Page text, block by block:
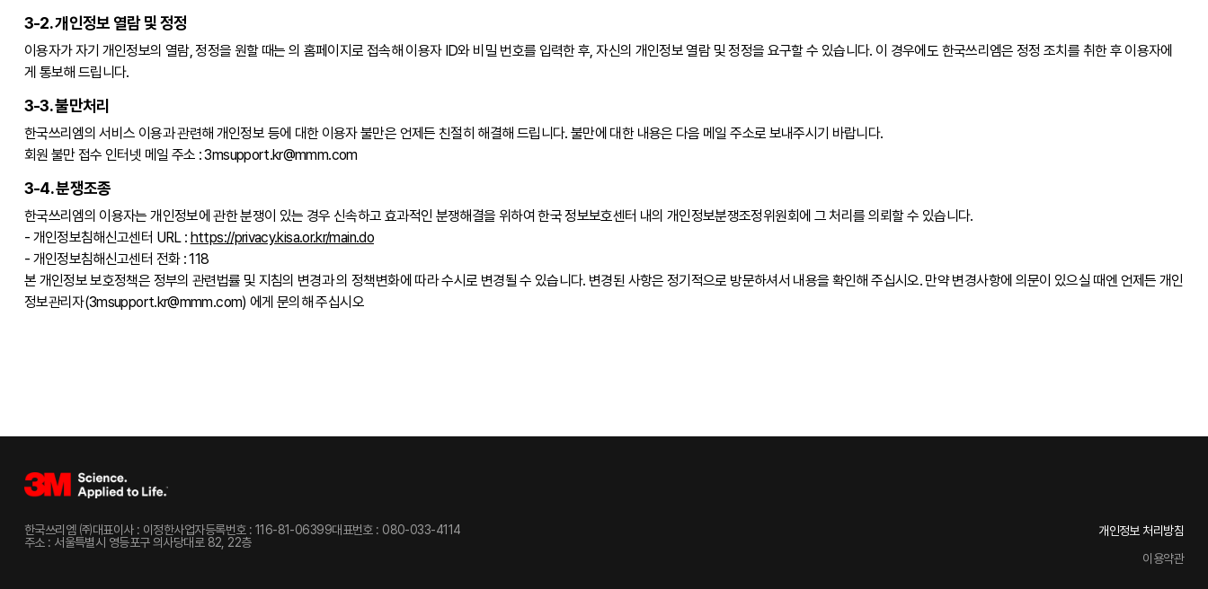
3-2. 개인정보 열람 및 정정
이용자가 자기 개인정보의 열람, 정정을 원할 때는 의 홈페이지로 접속해 이용자 ID와 비밀 번호를 입력한 후, 자신의 개인정보 열람 및 정정을 요구할 수 있습니다. 이 경우에도 한국쓰리엠은 정정 조치를 취한 후 이용자에
게 통보해 드립니다.
3-3. 불만처리
한국쓰리엠의 서비스 이용과 관련해 개인정보 등에 대한 이용자 불만은 언제든 친절히 해결해 드립니다. 불만에 대한 내용은 다음 메일 주소로 보내주시기 바랍니다.
회원 불만 접수 인터넷 메일 주소 : 3msupport.kr@mmm.com
3-4. 분쟁조종
한국쓰리엠의 이용자는 개인정보에 관한 분쟁이 있는 경우 신속하고 효과적인 분쟁해결을 위하여 한국 정보보호센터 내의 개인정보분쟁조정위원회에 그 처리를 의뢰할 수 있습니다.
- 개인정보침해신고센터 URL : https://privacy.kisa.or.kr/main.do
- 개인정보침해신고센터 전화 : 118
본 개인정보 보호정책은 정부의 관련법률 및 지침의 변경과 의 정책변화에 따라 수시로 변경될 수 있습니다. 변경된 사항은 정기적으로 방문하셔서 내용을 확인해 주십시오. 만약 변경사항에 의문이 있으실 때엔 언제든 개인
정보관리자(3msupport.kr@mmm.com) 에게 문의해 주십시오
한국쓰리엠 ㈜대표이사 : 이정한사업자등록번호 : 116-81-06399대표번호 : 080-033-4114
주소 : 서울특별시 영등포구 의사당대로 82, 22층
개인정보 처리방침
이용약관